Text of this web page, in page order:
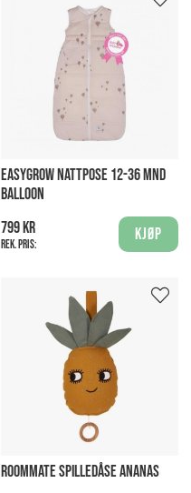
EASYGROW NATTPOSE 12-36 MND
BALLOON
799 kr
Rek. pris:
Kjøp
ROOMMATE SPILLEDÅSE ANANAS